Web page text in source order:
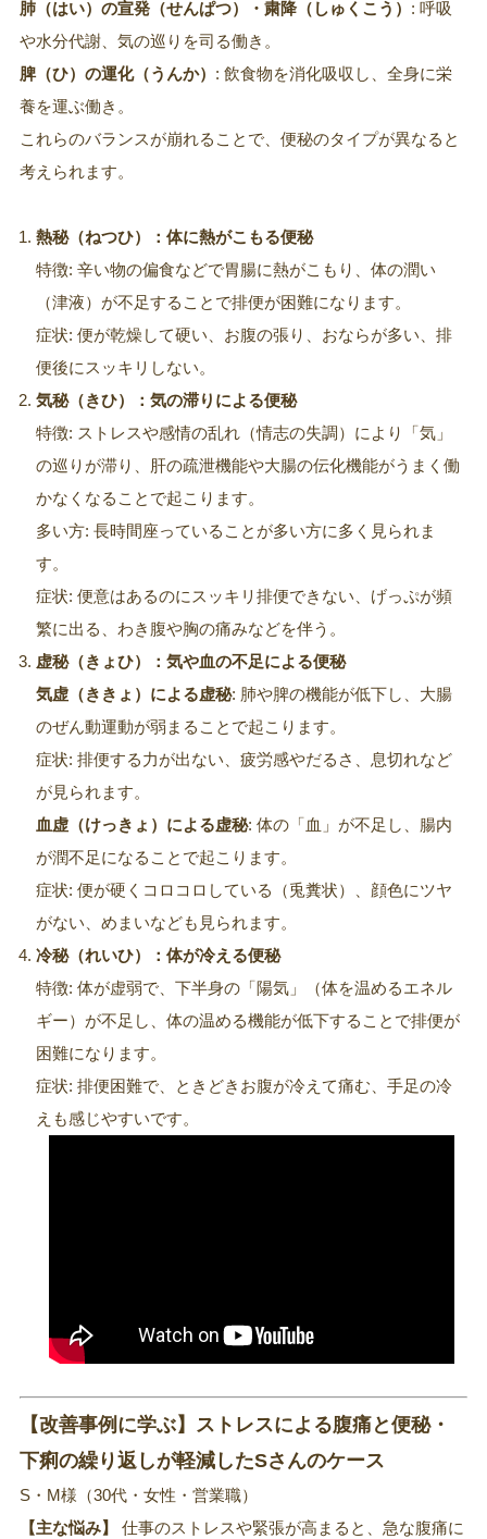
肺（はい）の宣発（せんぱつ）・粛降（しゅくこう） : 呼吸
や水分代謝、気の巡りを司る働き。
脾（ひ）の運化（うんか） : 飲食物を消化吸収し、全身に栄
養を運ぶ働き。
これらのバランスが崩れることで、便秘のタイプが異なると
考えられます。
熱秘（ねつひ）：体に熱がこもる便秘
特徴: 辛い物の偏食などで胃腸に熱がこもり、体の潤い
（津液）が不足することで排便が困難になります。
症状: 便が乾燥して硬い、お腹の張り、おならが多い、排
便後にスッキリしない。
気秘（きひ）：気の滞りによる便秘
特徴: ストレスや感情の乱れ（情志の失調）により「気」
の巡りが滞り、肝の疏泄機能や大腸の伝化機能がうまく働
かなくなることで起こります。
多い方: 長時間座っていることが多い方に多く見られま
す。
症状: 便意はあるのにスッキリ排便できない、げっぷが頻
繁に出る、わき腹や胸の痛みなどを伴う。
虚秘（きょひ）：気や血の不足による便秘
気虚（ききょ）による虚秘: 肺や脾の機能が低下し、大腸
のぜん動運動が弱まることで起こります。
症状: 排便する力が出ない、疲労感やだるさ、息切れなど
が見られます。
血虚（けっきょ）による虚秘: 体の「血」が不足し、腸内
が潤不足になることで起こります。
症状: 便が硬くコロコロしている（兎糞状）、顔色にツヤ
がない、めまいなども見られます。
冷秘（れいひ）：体が冷える便秘
特徴: 体が虚弱で、下半身の「陽気」（体を温めるエネル
ギー）が不足し、体の温める機能が低下することで排便が
困難になります。
症状: 排便困難で、ときどきお腹が冷えて痛む、手足の冷
えも感じやすいです。
【改善事例に学ぶ】ストレスによる腹痛と便秘・
下痢の繰り返しが軽減したSさんのケース
S・M様（30代・女性・営業職）
【主な悩み】
仕事のストレスや緊張が高まると、急な腹痛に